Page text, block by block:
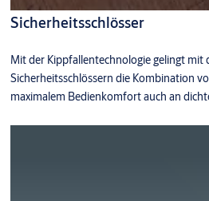
Sicherheitsschlösser
Mit der Kippfallentechnologie gelingt mit
Sicherheitsschlössern die Kombination
maximalem Bedienkomfort auch an